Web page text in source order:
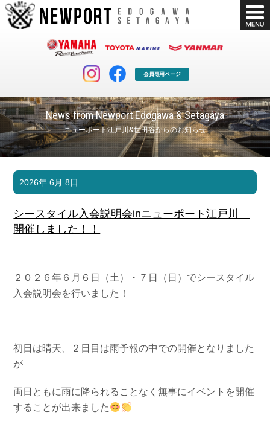
会員専用ページ
News from Newport Edogawa & Setagaya
ニューポート江戸川&世田谷からのお知らせ
マリンクラブ
マリンライフを堪能したい！
ボート販売
ボート免許
長年の実績と信頼！
シースタイル
Sea-Style
お問い合わせ
Contact us
会社概要
2026年 6月 8日
シースタイル入会説明会inニューポート江戸川
開催しました！！
２０２６年６月６日（土）・７日（日）でシースタイル
入会説明会を行いました！
初日は晴天、２日目は雨予報の中での開催となりました
が
両日ともに雨に降られることなく無事にイベントを開催
することが出来ました